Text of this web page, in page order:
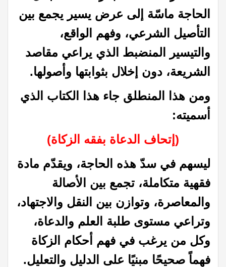
الحاجة ماسّة إلى عرض يسير يجمع بين
التأصيل الشرعي، وفهم الواقع،
والتيسير المنضبط الذي يراعي مقاصد
الشريعة، دون إخلال بثوابتها وأصولها.
ومن هذا المنطلق جاء هذا الكتاب الذي
أسميته:
(إتحاف الدعاة بفقه الزكاة)
ليسهم في سدّ هذه الحاجة، ويقدّم مادة
فقهية متكاملة، تجمع بين الأصالة
والمعاصرة، وتوازن بين النقل والاجتهاد،
وتراعي مستوى طلبة العلم والدعاة،
وكل من يرغب في فهم أحكام الزكاة
فهماً صحيحًا مبنيًا على الدليل والتعليل.